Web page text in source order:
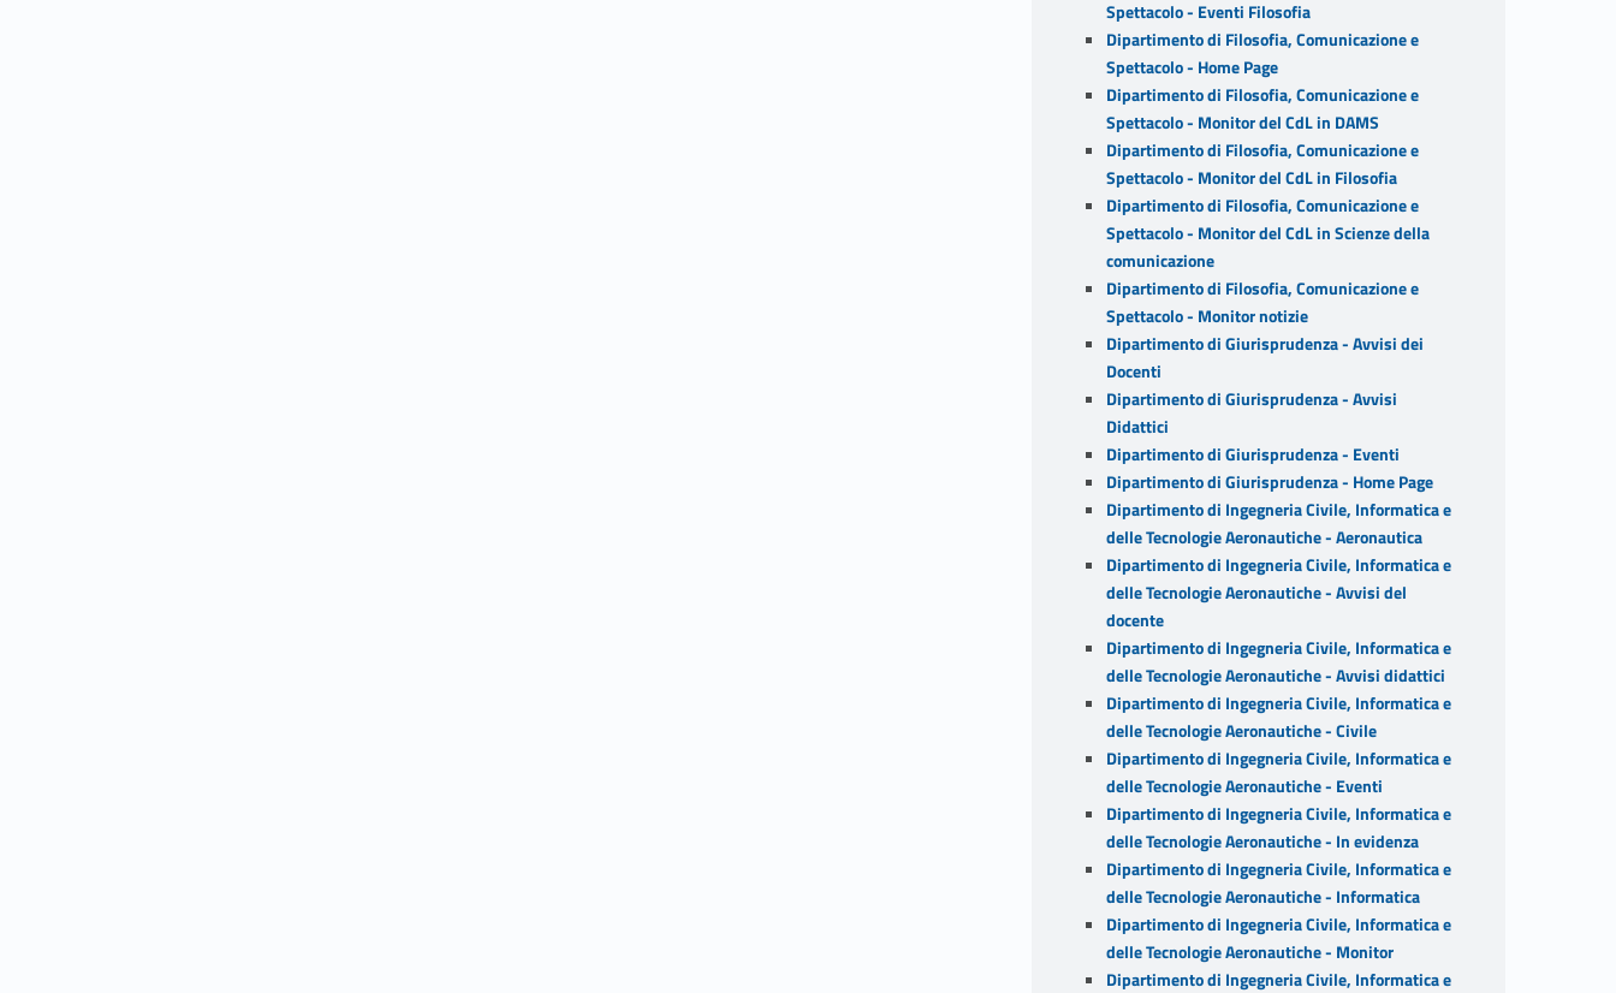
Spettacolo - Eventi Filosofia
Dipartimento di Filosofia, Comunicazione e
Spettacolo - Home Page
Dipartimento di Filosofia, Comunicazione e
Spettacolo - Monitor del CdL in DAMS
Dipartimento di Filosofia, Comunicazione e
Spettacolo - Monitor del CdL in Filosofia
Dipartimento di Filosofia, Comunicazione e
Spettacolo - Monitor del CdL in Scienze della
comunicazione
Dipartimento di Filosofia, Comunicazione e
Spettacolo - Monitor notizie
Dipartimento di Giurisprudenza - Avvisi dei
Docenti
Dipartimento di Giurisprudenza - Avvisi
Didattici
Dipartimento di Giurisprudenza - Eventi
Dipartimento di Giurisprudenza - Home Page
Dipartimento di Ingegneria Civile, Informatica e
delle Tecnologie Aeronautiche - Aeronautica
Dipartimento di Ingegneria Civile, Informatica e
delle Tecnologie Aeronautiche - Avvisi del
docente
Dipartimento di Ingegneria Civile, Informatica e
delle Tecnologie Aeronautiche - Avvisi didattici
Dipartimento di Ingegneria Civile, Informatica e
delle Tecnologie Aeronautiche - Civile
Dipartimento di Ingegneria Civile, Informatica e
delle Tecnologie Aeronautiche - Eventi
Dipartimento di Ingegneria Civile, Informatica e
delle Tecnologie Aeronautiche - In evidenza
Dipartimento di Ingegneria Civile, Informatica e
delle Tecnologie Aeronautiche - Informatica
Dipartimento di Ingegneria Civile, Informatica e
delle Tecnologie Aeronautiche - Monitor
Dipartimento di Ingegneria Civile, Informatica e